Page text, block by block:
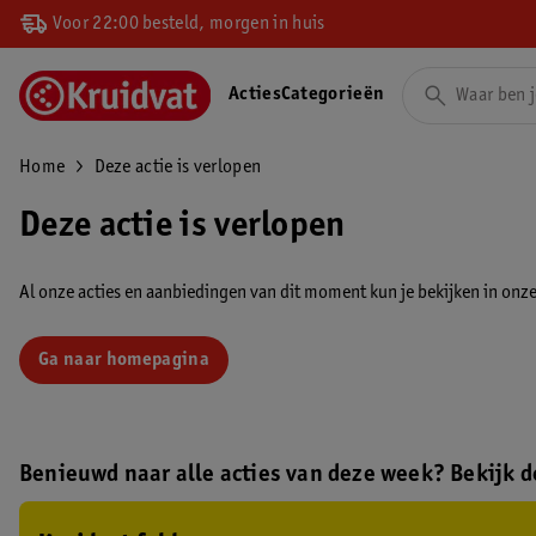
Voor 22:00 besteld, morgen in huis
ActiesCategorieën
Home Deze actie is verlopen
Deze actie is verlopen
Al onze acties en aanbiedingen van dit moment kun je bekijken in
Ga naar homepagina
Benieuwd naar alle acties van deze week? Bekijk